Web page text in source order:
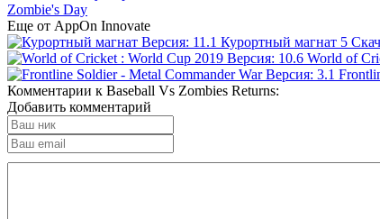
Zombie's Day
Еще от AppOn Innovate
Курортный магнат 5
World of
Комментарии к Baseball Vs Zombies Returns:
Добавить комментарий